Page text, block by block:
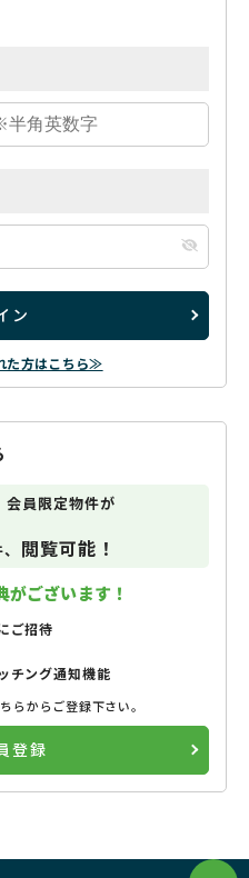
ン
た方はこちら≫
会員限定物件が
閲覧可能！
ございます！
ご招待
チング通知機能
らからご登録下さい。
登録